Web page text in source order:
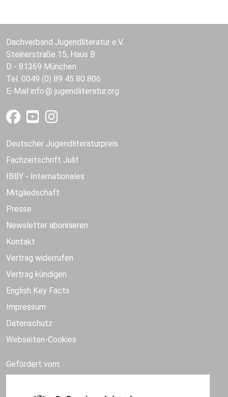
Dachverband Jugendliteratur e.V.
Steinerstraße 15, Haus B
D - 81369 München
Tel. 0049 (0) 89 45 80 806
E-Mail info jugendliteratur.org
Deutscher Jugendliteraturpreis
Fachzeitschrift Julit
IBBY - Internationales
Mitgliedschaft
Presse
Newsletter abonnieren
Kontakt
Vertrag widerrufen
Vertrag kündigen
English Key Facts
Impressum
Datenschutz
Webseiten-Cookies
Gefördert vom: